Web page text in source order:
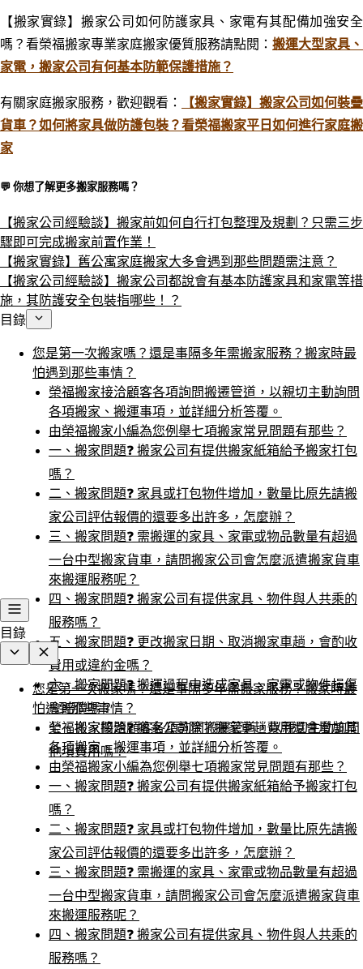
【搬家實錄】 搬家公司如何防護家具、家電有其配備加強安全
嗎？看榮福搬家專業家庭搬家優質服務請點閱： 搬運大型家具、
家電，搬家公司有何基本防範保護措施？
有關家庭搬家服務，歡迎觀看：
【搬家實錄】搬家公司如何裝疊
貨車？如何將家具做防護包裝？看榮福搬家平日如何進行家庭搬
家
💬 你想了解更多搬家服務嗎？​
【搬家公司經驗談】搬家前如何自行打包整理及規劃？只需三步
驟即可完成搬家前置作業！
【搬家實錄】舊公寓家庭搬家大多會遇到那些問題需注意？
【搬家公司經驗談】搬家公司都說會有基本防護家具和家電等措
施，其防護安全包裝指哪些！？
目錄
您是第一次搬家嗎？還是事隔多年需搬家服務？搬家時最
怕遇到那些事情？
榮福搬家接洽顧客各項詢問搬遷管道，以親切主動詢問
各項搬家、搬運事項，並詳細分析答覆。
由榮福搬家小編為您例舉七項搬家常見問題有那些？
一、搬家問題❓ 搬家公司有提供搬家紙箱給予搬家打包
嗎？
二、搬家問題❓ 家具或打包物件增加，數量比原先請搬
家公司評估報價的還要多出許多，怎麼辦？
三、搬家問題❓ 需搬運的家具、家電或物品數量有超過
一台中型搬家貨車，請問搬家公司會怎麼派遣搬家貨車
來搬運服務呢？
四、搬家問題❓ 搬家公司有提供家具、物件與人共乘的
服務嗎？
五、搬家問題❓ 更改搬家日期、取消搬家車趟，會酌收
費用或違約金嗎？
六、搬家問題❓ 搬運過程中造成家具、家電或物件損傷
會賠償嗎？
七、搬家問題❓ 搬家公司除了搬家車趟費用還會增加其
他項費用嗎？
目錄
您是第一次搬家嗎？還是事隔多年需搬家服務？搬家時最
怕遇到那些事情？
榮福搬家接洽顧客各項詢問搬遷管道，以親切主動詢問
各項搬家、搬運事項，並詳細分析答覆。
由榮福搬家小編為您例舉七項搬家常見問題有那些？
一、搬家問題❓ 搬家公司有提供搬家紙箱給予搬家打包
嗎？
二、搬家問題❓ 家具或打包物件增加，數量比原先請搬
家公司評估報價的還要多出許多，怎麼辦？
三、搬家問題❓ 需搬運的家具、家電或物品數量有超過
一台中型搬家貨車，請問搬家公司會怎麼派遣搬家貨車
來搬運服務呢？
四、搬家問題❓ 搬家公司有提供家具、物件與人共乘的
服務嗎？